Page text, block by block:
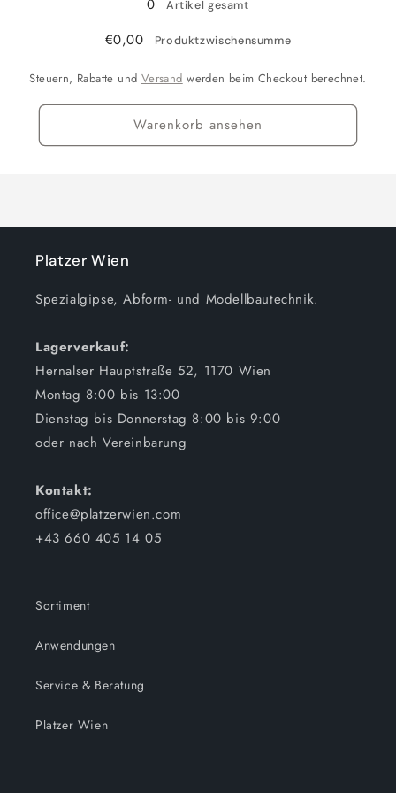
Thixo
Additive
-
Additive
0
Artikel gesamt
€0,00 Produktzwischensumme
Steuern, Rabatte und Versand werden beim Checkout berechnet.
Warenkorb ansehen
Platzer Wien
Spezialgipse, Abform- und Modellbautechnik.
Lagerverkauf:
Hernalser Hauptstraße 52, 1170 Wien
Montag 8:00 bis 13:00
Dienstag bis Donnerstag 8:00 bis 9:00
oder nach Vereinbarung
Kontakt:
office@platzerwien.com
+43 660 405 14 05
Sortiment
Anwendungen
Service & Beratung
Platzer Wien